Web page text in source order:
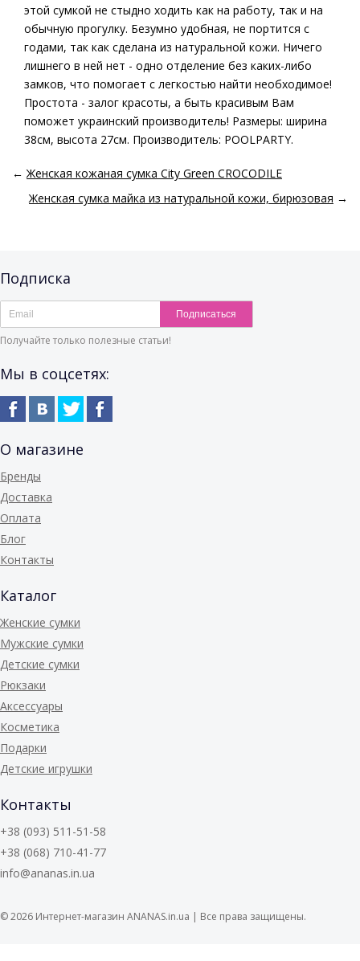
этой сумкой не стыдно ходить как на работу, так и на
обычную прогулку. Безумно удобная, не портится с
годами, так как сделана из натуральной кожи. Ничего
лишнего в ней нет - одно отделение без каких-либо
замков, что помогает с легкостью найти необходимое!
Простота - залог красоты, а быть красивым Вам
поможет украинский производитель! Размеры: ширина
38см, высота 27см. Производитель: POOLPARTY.
← Женская кожаная сумка City Green CROCODILE
Женская сумка майка из натуральной кожи, бирюзовая →
Подписка
Подписаться
Получайте только полезные статьи!
Мы в соцсетях:
О магазине
Бренды
Доставка
Оплата
Блог
Контакты
Каталог
Женские сумки
Мужские сумки
Детские сумки
Рюкзаки
Аксессуары
Косметика
Подарки
Детские игрушки
Контакты
+38 (093) 511-51-58
+38 (068) 710-41-77
info@ananas.in.ua
© 2026 Интернет-магазин ANANAS.in.ua | Все права защищены.